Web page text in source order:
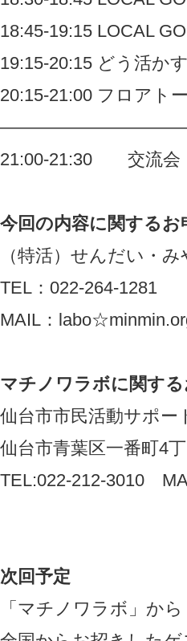
18:45-19:15 LOCAL
19:15-20:15 どう活か
20:15-21:00 フロアト
21:00-21:30 交流会
今回の内容に関するお
（特活）せんだい・
TEL：022-264-1281
MAIL：
マチノワラボに関す
仙台市市民活動サポー
仙台市青葉区一番町4
TEL:022-212-3010
次回予定
「マチノワラボ」か